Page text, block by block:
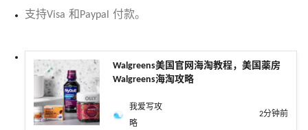
支持Visa 和Paypal 付款。
Walgreens美国官网海淘教程，美国薬房
Walgreens海淘攻略
我爱写攻
略
2分钟前